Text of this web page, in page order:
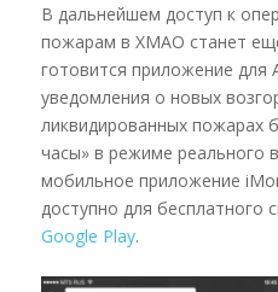
В дальнейшем доступ к
пожарам в ХМАО станет
готовится приложение для
уведомления о новых
ликвидированных пожарах
часы» в режиме реального
мобильное приложение
доступно для бесплатного
Google Play.